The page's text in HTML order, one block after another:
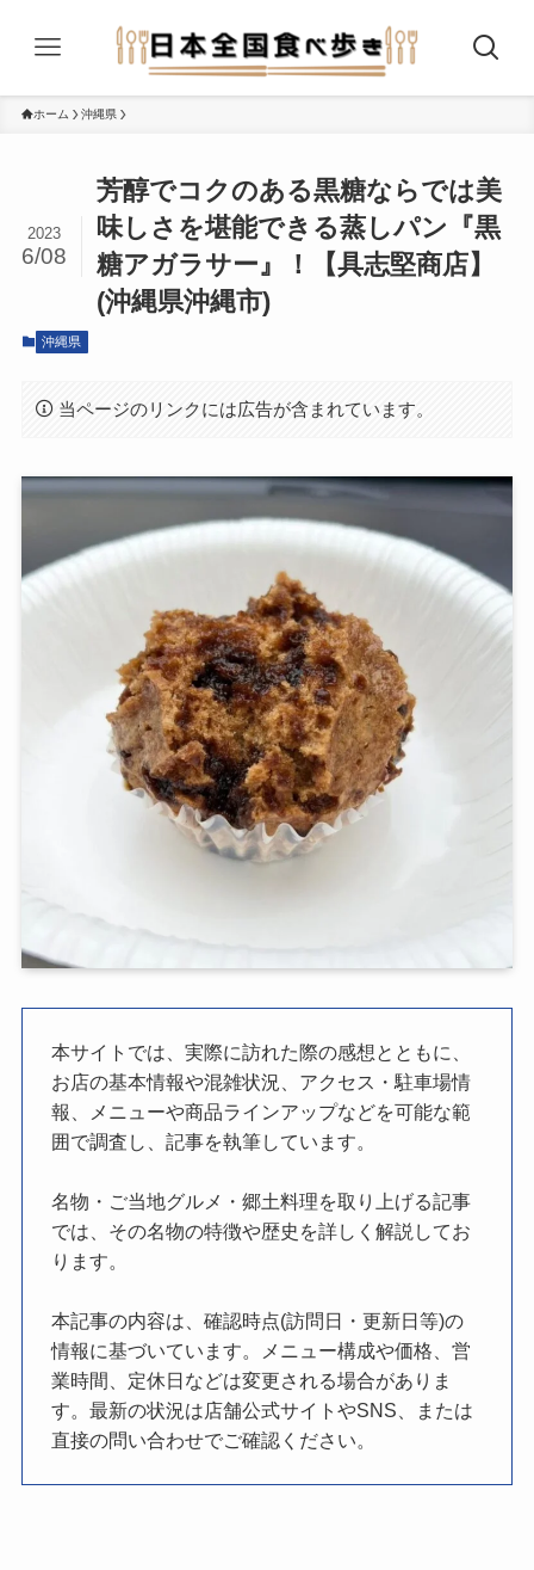
ホーム 沖縄県
芳醇でコクのある黒糖ならでは美
味しさを堪能できる蒸しパン『黒
糖アガラサー』！【具志堅商店】
(沖縄県沖縄市)
2023
6/08
沖縄県
当ページのリンクには広告が含まれています。
本サイトでは、実際に訪れた際の感想とともに、
お店の基本情報や混雑状況、アクセス・駐車場情
報、メニューや商品ラインアップなどを可能な範
囲で調査し、記事を執筆しています。
名物・ご当地グルメ・郷土料理を取り上げる記事
では、その名物の特徴や歴史を詳しく解説してお
ります。
本記事の内容は、確認時点(訪問日・更新日等)の
情報に基づいています。メニュー構成や価格、営
業時間、定休日などは変更される場合がありま
す。最新の状況は店舗公式サイトやSNS、または
直接の問い合わせでご確認ください。